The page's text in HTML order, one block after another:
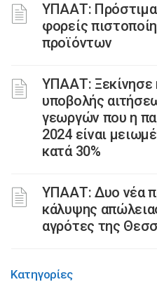
ΥΠΑΑΤ:
φορείς
προϊόντων
ΥΠΑΑΤ: Ξεκίνησε
υποβολής
γεωργών που η
2024 είναι
κατά 30%
ΥΠΑΑΤ: Δυο νέα
κάλυψης
αγρότες της
Κατηγορίες